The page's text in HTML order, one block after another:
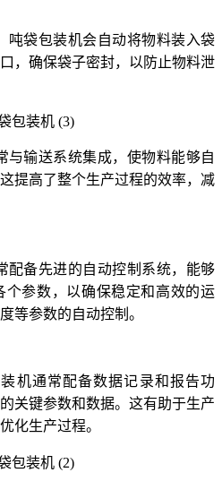
吨袋包装机会自动将物料装入袋
，确保袋子密封，以防止物料泄
与输送系统集成，使物料能够自
提高了整个生产过程的效率，减
配备先进的自动控制系统，能够
个参数，以确保稳定和高效的运
等参数的自动控制。
机通常配备数据记录和报告功
关键参数和数据。这有助于生产
化生产过程。